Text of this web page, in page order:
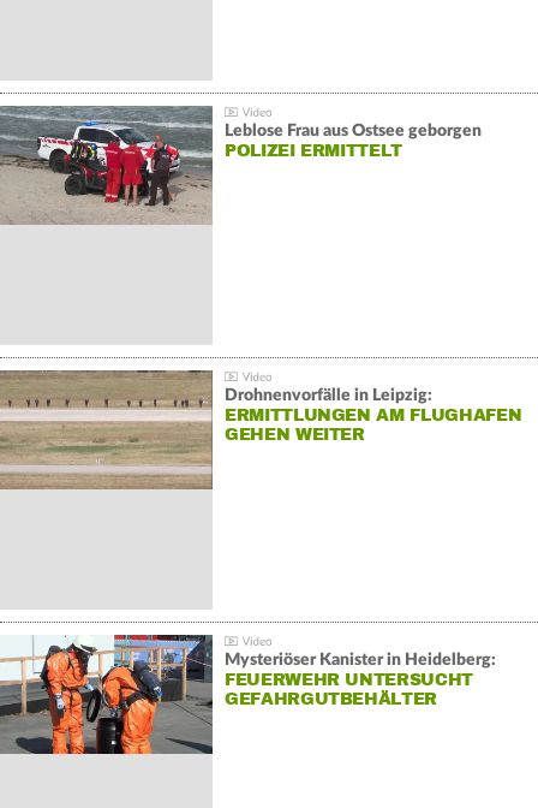
Leblose Frau aus Ostsee geborgen
POLIZEI ERMITTELT
Drohnenvorfälle in Leipzig:
ERMITTLUNGEN AM FLUGHAFEN
GEHEN WEITER
Mysteriöser Kanister in Heidelberg:
FEUERWEHR UNTERSUCHT
GEFAHRGUTBEHÄLTER